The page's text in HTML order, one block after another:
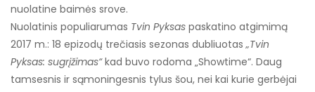
nuolatine baimės srove.
Nuolatinis populiarumas Tvin Pyksas paskatino atgimimą
2017 m.: 18 epizodų trečiasis sezonas dubliuotas„Tvin
Pyksas: sugrįžimas“kad buvo rodoma „Showtime“. Daug
tamsesnis ir sąmoningesnis tylus šou, nei kai kurie gerbėjai